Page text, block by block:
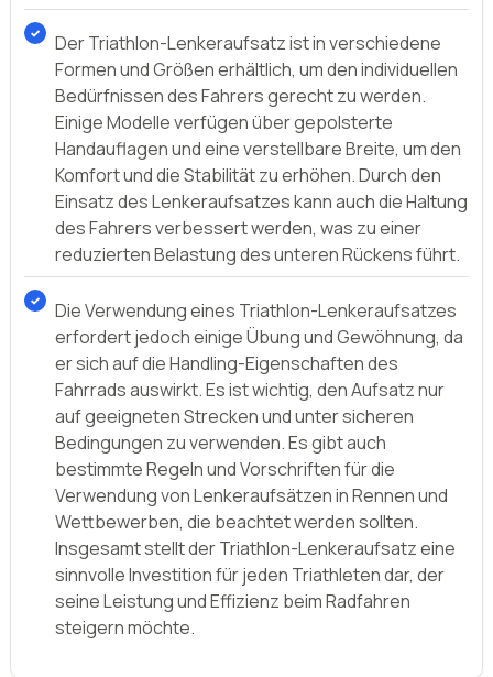
Der Triathlon-Lenkeraufsatz ist in verschiedene
Formen und Größen erhältlich, um den individuellen
Bedürfnissen des Fahrers gerecht zu werden.
Einige Modelle verfügen über gepolsterte
Handauflagen und eine verstellbare Breite, um den
Komfort und die Stabilität zu erhöhen. Durch den
Einsatz des Lenkeraufsatzes kann auch die Haltung
des Fahrers verbessert werden, was zu einer
reduzierten Belastung des unteren Rückens führt.
Die Verwendung eines Triathlon-Lenkeraufsatzes
erfordert jedoch einige Übung und Gewöhnung, da
er sich auf die Handling-Eigenschaften des
Fahrrads auswirkt. Es ist wichtig, den Aufsatz nur
auf geeigneten Strecken und unter sicheren
Bedingungen zu verwenden. Es gibt auch
bestimmte Regeln und Vorschriften für die
Verwendung von Lenkeraufsätzen in Rennen und
Wettbewerben, die beachtet werden sollten.
Insgesamt stellt der Triathlon-Lenkeraufsatz eine
sinnvolle Investition für jeden Triathleten dar, der
seine Leistung und Effizienz beim Radfahren
steigern möchte.